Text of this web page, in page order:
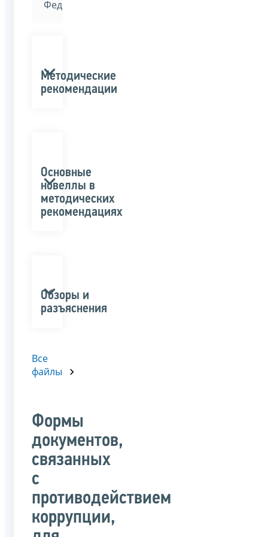
Федерации»
Методические
рекомендации
Основные
новеллы в
методических
рекомендациях
Обзоры и
разъяснения
Все
файлы
Формы
документов,
связанных
с
противодействием
коррупции,